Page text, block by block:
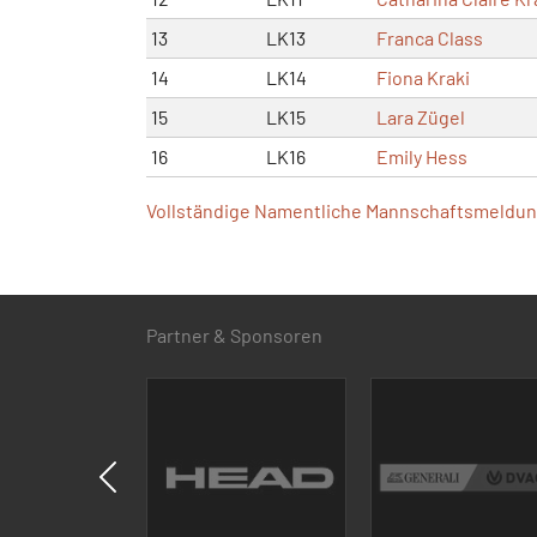
13
LK13
Franca Class
14
LK14
Fiona Kraki
15
LK15
Lara Zügel
16
LK16 Emily Hess
Vollständige Namentliche
Partner & Sponsoren